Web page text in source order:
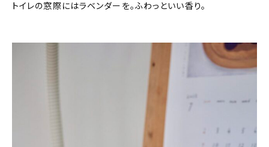
トイレの窓際にはラベンダーを。ふわっといい香り。